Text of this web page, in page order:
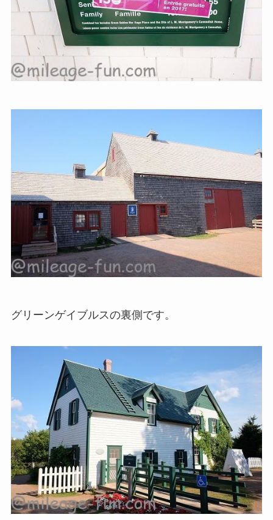
グリーンゲイブルスの裏側です。